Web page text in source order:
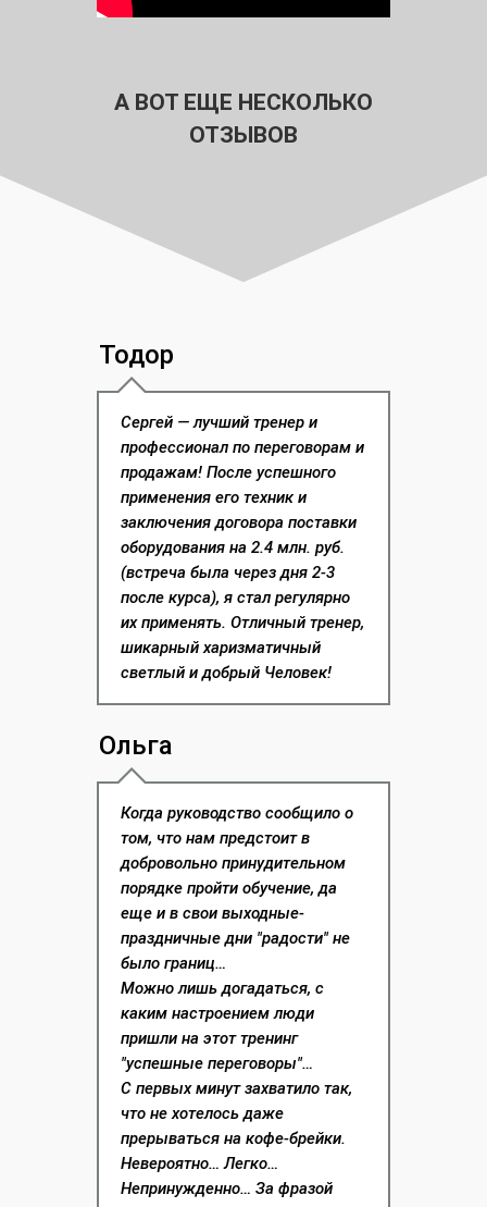
А ВОТ ЕЩЕ НЕСКОЛЬКО
ОТЗЫВОВ
Тодор
Сергей — лучший тренер и
профессионал по переговорам и
продажам! После успешного
применения его техник и
заключения договора поставки
оборудования на 2.4 млн. руб.
(встреча была через дня 2-3
после курса), я стал регулярно
их применять. Отличный тренер,
шикарный харизматичный
светлый и добрый Человек!
Ольга
Когда руководство сообщило о
том, что нам предстоит в
добровольно принудительном
порядке пройти обучение, да
еще и в свои выходные-
праздничные дни "радости" не
было границ…
Можно лишь догадаться, с
каким настроением люди
пришли на этот тренинг
"успешные переговоры"…
С первых минут захватило так,
что не хотелось даже
прерываться на кофе-брейки.
Невероятно… Легко…
Непринужденно… За фразой